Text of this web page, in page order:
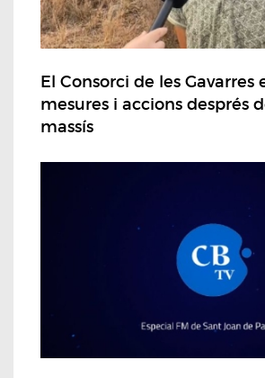
El Consorci de les Gavarres
mesures i accions després
massís